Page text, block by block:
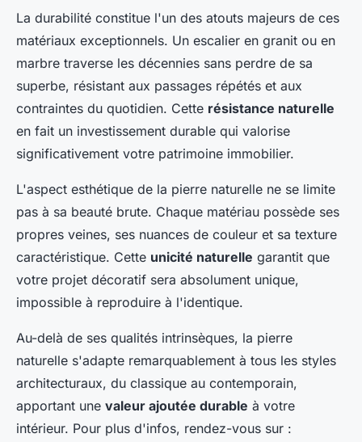
La durabilité constitue l'un des atouts majeurs de ces
matériaux exceptionnels. Un escalier en granit ou en
marbre traverse les décennies sans perdre de sa
superbe, résistant aux passages répétés et aux
contraintes du quotidien. Cette résistance naturelle
en fait un investissement durable qui valorise
significativement votre patrimoine immobilier.
L'aspect esthétique de la pierre naturelle ne se limite
pas à sa beauté brute. Chaque matériau possède ses
propres veines, ses nuances de couleur et sa texture
caractéristique. Cette unicité naturelle garantit que
votre projet décoratif sera absolument unique,
impossible à reproduire à l'identique.
Au-delà de ses qualités intrinsèques, la pierre
naturelle s'adapte remarquablement à tous les styles
architecturaux, du classique au contemporain,
apportant une valeur ajoutée durable à votre
intérieur. Pour plus d'infos, rendez-vous sur :